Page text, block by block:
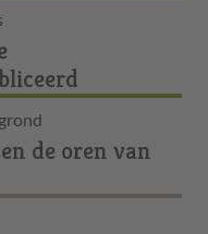
de oren van